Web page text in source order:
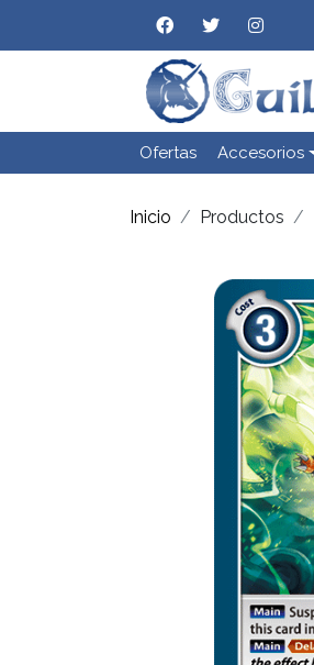
Ofertas Accesorios
Inicio Productos